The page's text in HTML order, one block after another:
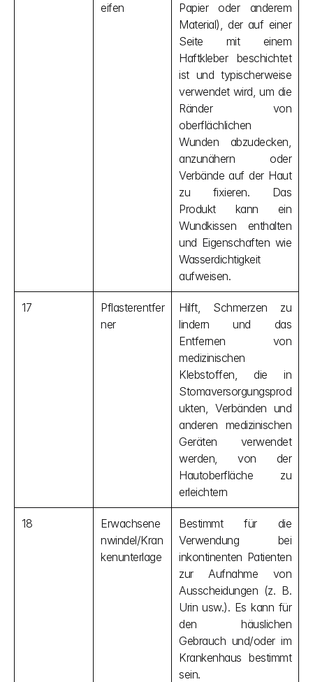
eifen
Papier oder anderem
Material), der auf einer
Seite mit einem
Haftkleber beschichtet
ist und typischerweise
verwendet wird, um die
Ränder von
oberflächlichen
Wunden abzudecken,
anzunähern oder
Verbände auf der Haut
zu fixieren. Das
Produkt kann ein
Wundkissen enthalten
und Eigenschaften wie
Wasserdichtigkeit
aufweisen.
17
Pflasterentfer
ner
Hilft, Schmerzen zu
lindern und das
Entfernen von
medizinischen
Klebstoffen, die in
Stomaversorgungsprod
ukten, Verbänden und
anderen medizinischen
Geräten verwendet
werden, von der
Hautoberfläche zu
erleichtern
18
Erwachsene
nwindel/Kran
kenunterlage
Bestimmt für die
Verwendung bei
inkontinenten Patienten
zur Aufnahme von
Ausscheidungen (z. B.
Urin usw.). Es kann für
den häuslichen
Gebrauch und/oder im
Krankenhaus bestimmt
sein.